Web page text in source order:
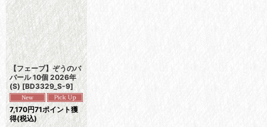
並び順:
【フェーブ】ぞうのバ
バール 10個 2026年
(S) [BD3329_S-9]
7,170円71ポイント獲
得(税込)